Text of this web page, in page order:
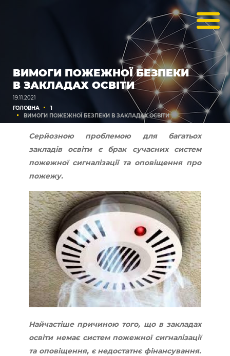
ВИМОГИ ПОЖЕЖНОЇ БЕЗПЕКИ
В ЗАКЛАДАХ ОСВІТИ
19.11.2021
ГОЛОВНА
1
ВИМОГИ ПОЖЕЖНОЇ БЕЗПЕКИ В ЗАКЛАДАХ ОСВІТИ
Серйозною проблемою для багатьох
закладів освіти є брак сучасних систем
пожежної сигналізації та оповіщення про
пожежу.
Найчастіше причиною того, що в закладах
освіти немає систем пожежної сигналізації
та оповіщення, є недостатнє фінансування.